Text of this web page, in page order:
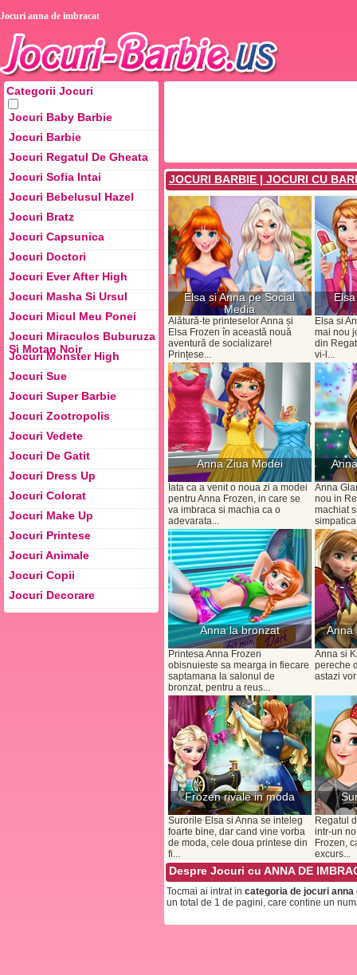
Jocuri anna de imbracat
Categorii Jocuri
Jocuri Baby Barbie
Jocuri Barbie
Jocuri Regatul De Gheata
Jocuri Sofia Intai
Jocuri Bebelusul Hazel
Jocuri Bratz
Jocuri Capsunica
Jocuri Doctori
Jocuri Ever After High
Jocuri Masha Si Ursul
Jocuri Micul Meu Ponei
Jocuri Miraculos Buburuza
Si Motan Noir
Jocuri Monster High
Jocuri Sue
Jocuri Super Barbie
Jocuri Zootropolis
Jocuri Vedete
Jocuri De Gatit
Jocuri Dress Up
Jocuri Colorat
Jocuri Make Up
Jocuri Printese
Jocuri Animale
Jocuri Copii
Jocuri Decorare
JOCURI BARBIE | JOCURI CU
Elsa si Anna pe Social
Media
Alătură-te printeselor Anna și
Elsa Frozen în această nouă
aventură de socializare!
Prințese...
Elsa si
mai nou
din
vi-l...
Anna Ziua Modei
Iata ca a venit o noua zi a modei
pentru Anna Frozen, in care se
va imbraca si machia ca o
adevarata...
Anna
nou in
machiat
Anna la bronzat
Printesa Anna Frozen
obisnuieste sa mearga in fiecare
saptamana la salonul de
bronzat, pentru a reus...
Anna
Anna si
pereche
astazi
Frozen rivale in moda
Surorile Elsa si Anna se inteleg
foarte bine, dar cand vine vorba
de moda, cele doua printese din
fi...
Regatul
intr-un
Frozen,
excurs...
Despre Jocuri cu ANNA DE
Tocmai ai intrat in categoria de jocuri anna
un total de 1 de pagini, care contine un